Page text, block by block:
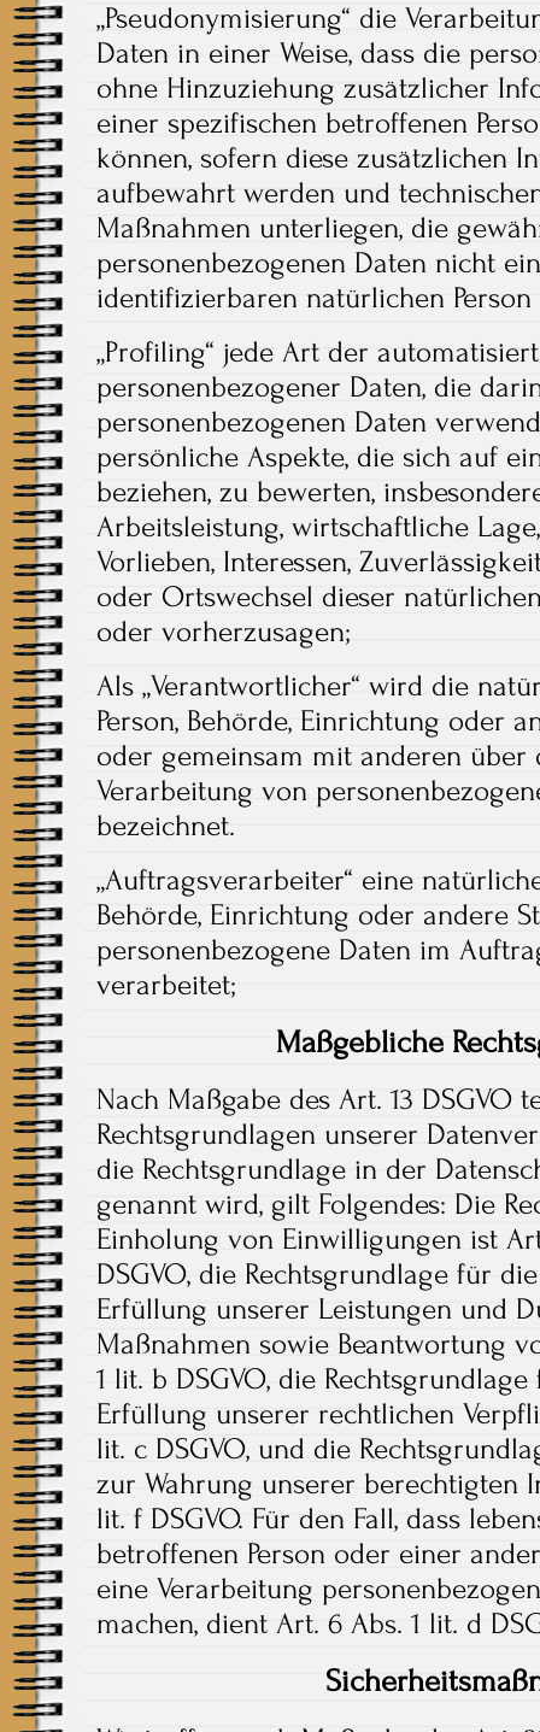
„Pseudonymisierung“ die
Daten in einer Weise, dass die
ohne Hinzuziehung zusätzlicher
einer spezifischen betroffenen
können, sofern diese zusätzlichen
aufbewahrt werden und
Maßnahmen unterliegen, die
personenbezogenen Daten nicht
identifizierbaren natürlichen
„Profiling“ jede Art der
personenbezogener Daten, die
personenbezogenen Daten
persönliche Aspekte, die sich auf
beziehen, zu bewerten,
Arbeitsleistung, wirtschaftliche
Vorlieben, Interessen,
oder Ortswechsel dieser
oder vorherzusagen;
Als „Verantwortlicher“ wird die
Person, Behörde, Einrichtung oder
oder gemeinsam mit anderen
Verarbeitung von
bezeichnet.
„Auftragsverarbeiter“ eine
Behörde, Einrichtung oder andere
personenbezogene Daten im
verarbeitet;
Maßgebliche
Nach Maßgabe des Art. 13 DSGVO
Rechtsgrundlagen unserer
die Rechtsgrundlage in der
genannt wird, gilt Folgendes: Die
Einholung von Einwilligungen ist
DSGVO, die Rechtsgrundlage für
Erfüllung unserer Leistungen und
Maßnahmen sowie Beantwortung
1 lit. b DSGVO, die
Erfüllung unserer rechtlichen
lit. c DSGVO, und die
zur Wahrung unserer berechtigten
lit. f DSGVO. Für den Fall, dass
betroffenen Person oder einer
eine Verarbeitung
machen, dient Art. 6 Abs. 1 lit. d